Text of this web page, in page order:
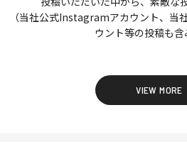
（当社公式Instagramアカウント、
ウント等の投稿も含
VIEW MORE